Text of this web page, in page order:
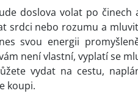
doslova volat po činech
srdci nebo rozumu a
svou energii
není vlastní, vyplatí se
vydat na cestu,
koupi.